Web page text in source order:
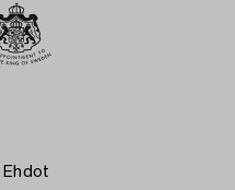
Ehdot